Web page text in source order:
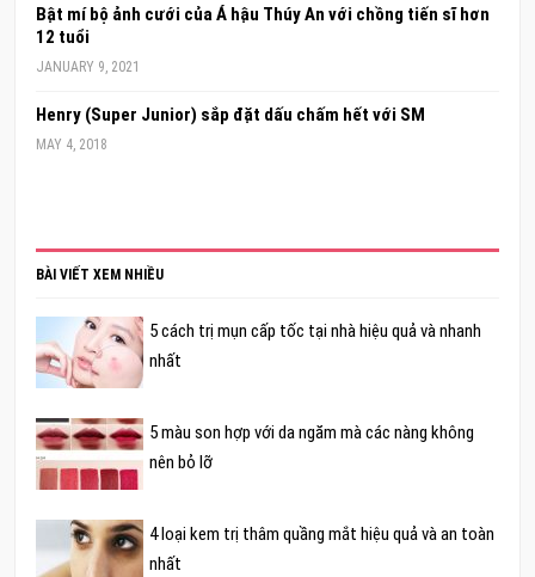
Bật mí bộ ảnh cưới của Á hậu Thúy An với chồng tiến sĩ hơn
12 tuổi
JANUARY 9, 2021
Henry (Super Junior) sắp đặt dấu chấm hết với SM
MAY 4, 2018
BÀI VIẾT XEM NHIỀU
5 cách trị mụn cấp tốc tại nhà hiệu quả và nhanh
nhất
5 màu son hợp với da ngăm mà các nàng không
nên bỏ lỡ
4 loại kem trị thâm quầng mắt hiệu quả và an toàn
nhất